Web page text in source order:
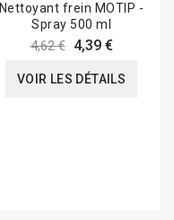
Nettoyant frein MOTIP -
Spray 500 ml
4,62 € 4,39 €
VOIR LES DÉTAILS